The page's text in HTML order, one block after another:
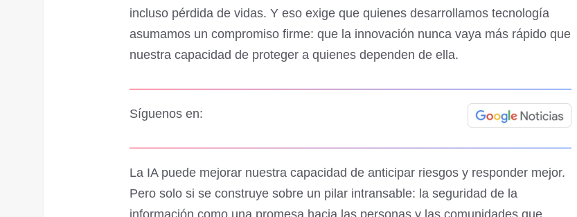
incluso pérdida de vidas. Y eso exige que quienes desarrollamos tecnología
asumamos un compromiso firme: que la innovación nunca vaya más rápido que
nuestra capacidad de proteger a quienes dependen de ella.
Síguenos en:
La IA puede mejorar nuestra capacidad de anticipar riesgos y responder mejor.
Pero solo si se construye sobre un pilar intransable: la seguridad de la
información como una promesa hacia las personas y las comunidades que